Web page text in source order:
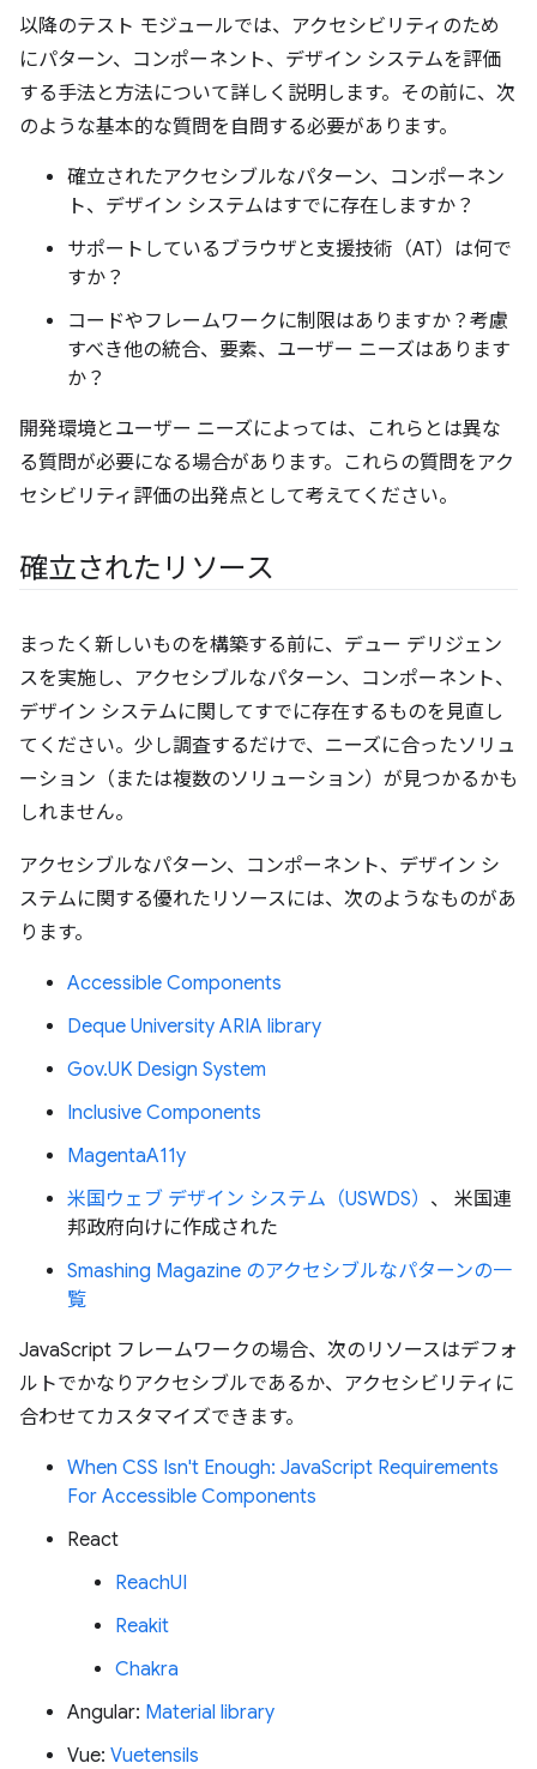
以降のテスト モジュールでは、アクセシビリティのため
にパターン、コンポーネント、デザイン システムを評価
する手法と方法について詳しく説明します。その前に、次
のような基本的な質問を自問する必要があります。
確立されたアクセシブルなパターン、コンポーネン
ト、デザイン システムはすでに存在しますか？
サポートしているブラウザと支援技術（AT）は何で
すか？
コードやフレームワークに制限はありますか？考慮
すべき他の統合、要素、ユーザー ニーズはあります
か？
開発環境とユーザー ニーズによっては、これらとは異な
る質問が必要になる場合があります。これらの質問をアク
セシビリティ評価の出発点として考えてください。
確立されたリソース
まったく新しいものを構築する前に、デュー デリジェン
スを実施し、アクセシブルなパターン、コンポーネント、
デザイン システムに関してすでに存在するものを見直し
てください。少し調査するだけで、ニーズに合ったソリュ
ーション（または複数のソリューション）が見つかるかも
しれません。
アクセシブルなパターン、コンポーネント、デザイン シ
ステムに関する優れたリソースには、次のようなものがあ
ります。
Accessible Components
Deque University ARIA library
Gov.UK Design System
Inclusive Components
MagentaA11y
米国ウェブ デザイン システム（USWDS） 、 米国連
邦政府向けに作成された
Smashing Magazine のアクセシブルなパターンの一
覧
JavaScript フレームワークの場合、次のリソースはデフォ
ルトでかなりアクセシブルであるか、アクセシビリティに
合わせてカスタマイズできます。
When CSS Isn't Enough: JavaScript Requirements
For Accessible Components
React
ReachUI
Reakit
Chakra
Angular: Material library
Vue: Vuetensils